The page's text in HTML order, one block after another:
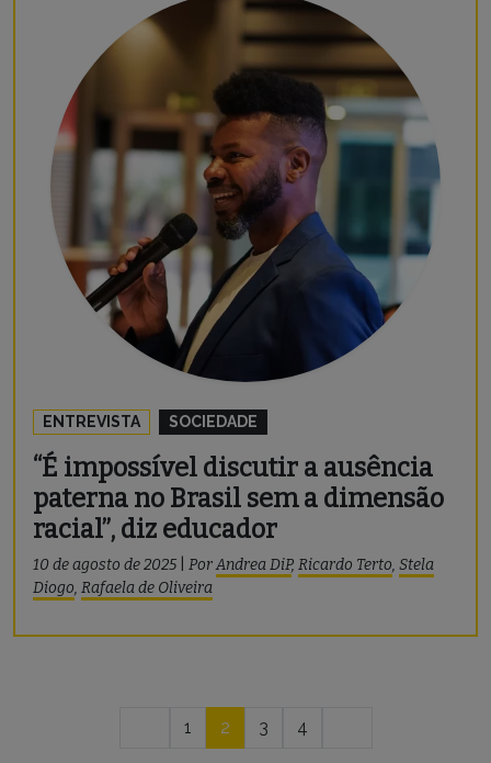
ENTREVISTA SOCIEDADE
“É impossível discutir a ausência
paterna no Brasil sem a dimensão
racial”, diz educador
10 de agosto de 2025 PorAndrea DiP, Ricardo Terto, Stela
Diogo, Rafaela de Oliveira
1 2 3 4